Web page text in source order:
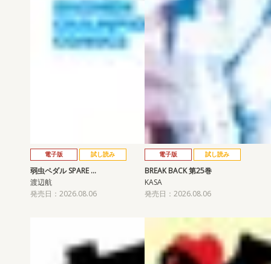
電子版 試し読み
弱虫ペダル SPARE …
渡辺航
発売日：2026.08.06
電子版 試し読み
BREAK BACK 第25巻
KASA
発売日：2026.08.06